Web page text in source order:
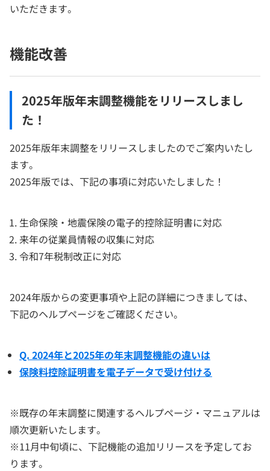
いただきます。
機能改善
2025年版年末調整機能をリリースしまし
た！
2025年版年末調整をリリースしましたのでご案内いたし
ます。
2025年版では、下記の事項に対応いたしました！
生命保険・地震保険の電子的控除証明書に対応
来年の従業員情報の収集に対応
令和7年税制改正に対応
2024年版からの変更事項や上記の詳細につきましては、
下記のヘルプページをご確認ください。
Q. 2024年と2025年の年末調整機能の違いは
保険料控除証明書を電子データで受け付ける
※既存の年末調整に関連するヘルプページ・マニュアルは
順次更新いたします。
※11月中旬頃に、下記機能の追加リリースを予定してお
ります。